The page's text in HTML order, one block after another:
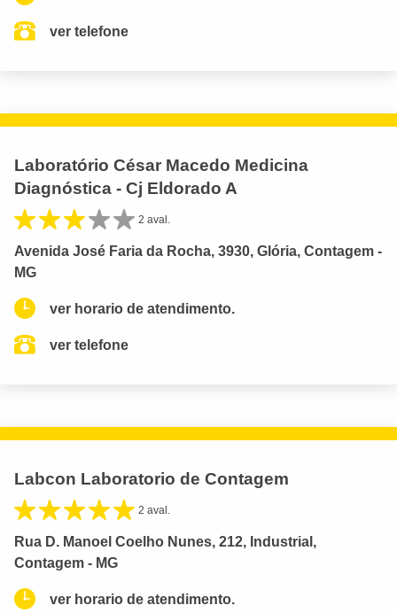
ver telefone
Laboratório César Macedo Medicina
Diagnóstica - Cj Eldorado A
2 aval.
Avenida José Faria da Rocha, 3930, Glória, Contagem -
MG
ver horario de atendimento.
ver telefone
Labcon Laboratorio de Contagem
2 aval.
Rua D. Manoel Coelho Nunes, 212, Industrial,
Contagem - MG
ver horario de atendimento.